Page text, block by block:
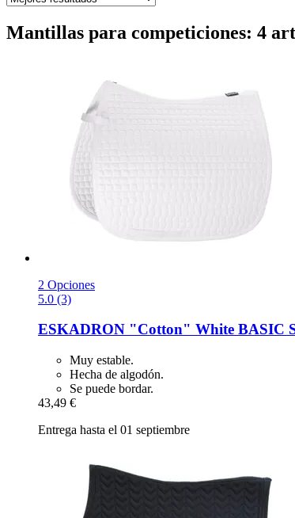
Mantillas para competiciones: 4
2 Opciones
5.0 (3)
ESKADRON "Cotton" White BASIC
Muy estable.
Hecha de algodón.
Se puede bordar.
43,49 €
Entrega hasta el 01 septiembre